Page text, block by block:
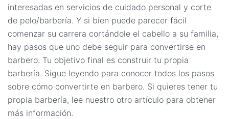
interesadas en servicios de cuidado personal y corte
de pelo/barbería. Y si bien puede parecer fácil
comenzar su carrera cortándole el cabello a su familia,
hay pasos que uno debe seguir para convertirse en
barbero. Tu objetivo final es construir tu propia
barbería. Sigue leyendo para conocer todos los pasos
sobre cómo convertirte en barbero. Si quieres tener tu
propia barbería, lee nuestro otro artículo para obtener
más información.